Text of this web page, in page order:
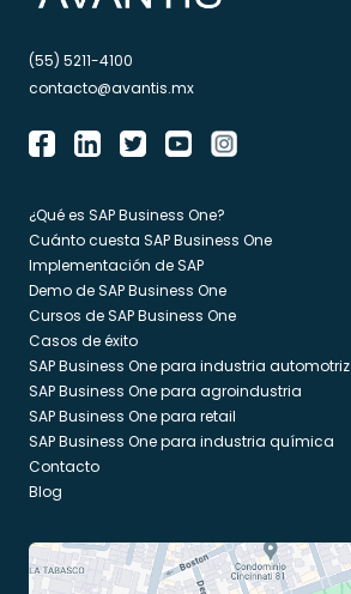
(55) 5211-4100
contacto@avantis.mx
¿Qué es SAP Business One?
Cuánto cuesta SAP Business One
Implementación de SAP
Demo de SAP Business One
Cursos de SAP Business One
Casos de éxito
SAP Business One para industria automotriz
SAP Business One para agroindustria
SAP Business One para retail
SAP Business One para industria química
Contacto
Blog